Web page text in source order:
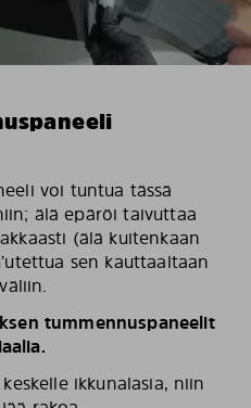
voi tuntua tässä
älä epäröi taivuttaa
(älä kuitenkaan
sen kauttaaltaan
tummennuspaneelit
ikkunalasia, niin